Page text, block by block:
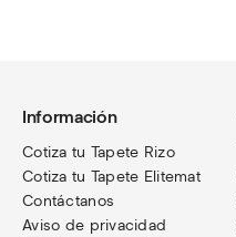
Información
Cotiza tu Tapete Rizo
Cotiza tu Tapete Elitemat
Contáctanos
Aviso de privacidad